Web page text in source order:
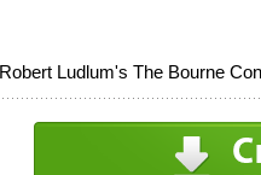
Robert Ludlum's The Bourne